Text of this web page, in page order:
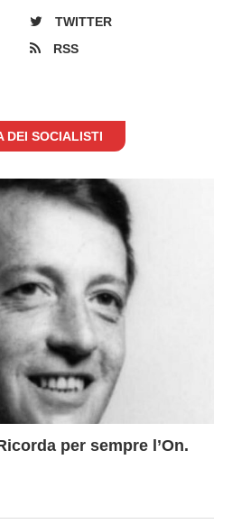
TWITTER
RSS
DEI SOCIALISTI
per sempre l’On.